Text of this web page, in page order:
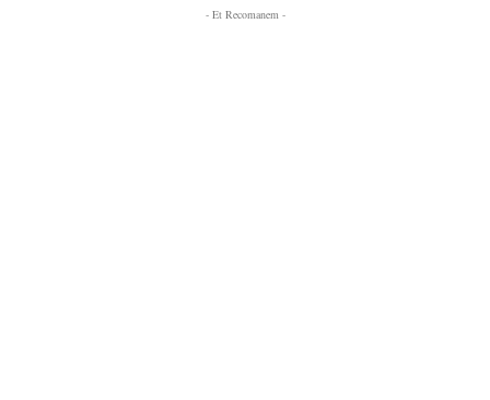
- Et Recomanem -